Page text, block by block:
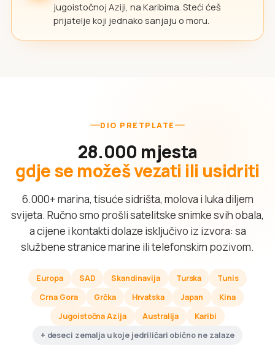
jugoistočnoj Aziji, na Karibima. Steći ćeš
prijatelje koji jednako sanjaju o moru.
DIO PRETPLATE
28.000 mjesta
gdje se možeš vezati ili usidriti
6.000+ marina, tisuće sidrišta, molova i luka diljem
svijeta. Ručno smo prošli satelitske snimke svih obala,
a cijene i kontakti dolaze isključivo iz izvora: sa
službene stranice marine ili telefonskim pozivom.
Europa SAD Skandinavija Turska
Tunis
Crna Gora
Grčka Hrvatska Japan
Kina
Jugoistočna Azija
Australija
Karibi
+ deseci zemalja u koje jedriličari obično ne zalaze